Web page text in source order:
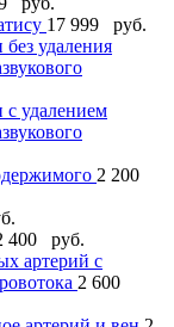
17 999 руб.
удаления
с удалением
2 200
400 руб.
артерий с
2 600